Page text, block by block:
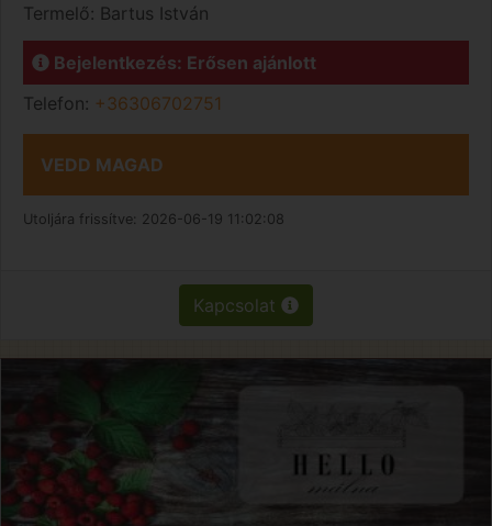
Termelő: Bartus István
Bejelentkezés: Erősen ajánlott
Telefon: +36306702751
VEDD MAGAD
Utoljára frissítve: 2026-06-19 11:02:08
Kapcsolat